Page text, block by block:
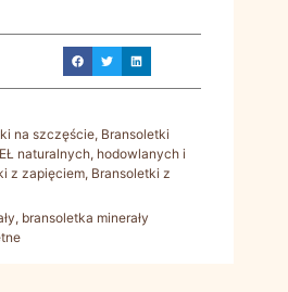
na szczęście, Bransoletki
naturalnych, hodowlanych i
z zapięciem, Bransoletki z
, bransoletka minerały